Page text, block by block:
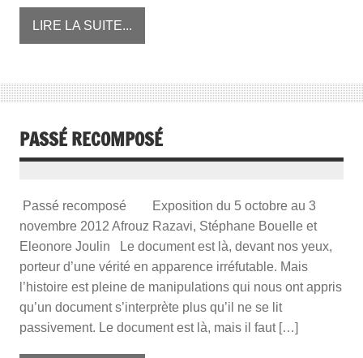
LIRE LA SUITE...
PASSÉ RECOMPOSÉ
Passé recomposé Exposition du 5 octobre au 3
novembre 2012 Afrouz Razavi, Stéphane Bouelle et
Eleonore Joulin Le document est là, devant nos yeux,
porteur d’une vérité en apparence irréfutable. Mais
l’histoire est pleine de manipulations qui nous ont appris
qu’un document s’interprète plus qu’il ne se lit
passivement. Le document est là, mais il faut […]